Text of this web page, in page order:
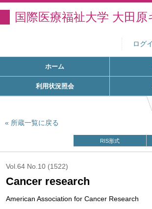
国際医療福祉大学 大田
ログ
ホーム
利用状況照会
所蔵一覧に戻る
RIS形式
Vol.64 No.10 (1522)
Cancer research
American Association for Cancer Research